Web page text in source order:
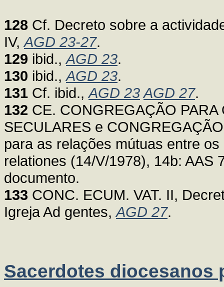
128 Cf. Decreto sobre a
IV,AGD 23-27.
129 ibid.,AGD 23.
130 ibid.,AGD 23.
131 Cf. ibid.,AGD 23 AGD 27.
132 CE. CONGREGAÇÃO
SECULARES e
para as relações mútuas entre
relationes (14/V/1978), 14b: AAS
documento.
133 CONC. ECUM. VAT. II,
Igreja Ad gentes,AGD 27.
Sacerdotes diocesanos